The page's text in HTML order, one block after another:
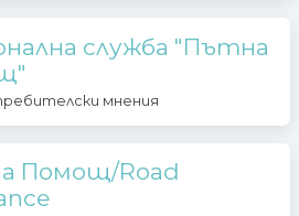
служба "Пътна
мнения
Помощ/Road